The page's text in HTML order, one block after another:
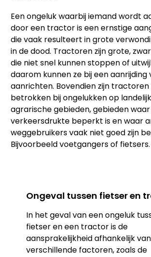
Een ongeluk waarbij iemand wordt
door een tractor is een ernstige
die vaak resulteert in grote
in de dood. Tractoren zijn grote,
die niet snel kunnen stoppen of
daarom kunnen ze bij een aanrijding
aanrichten. Bovendien zijn tractoren
betrokken bij ongelukken op
agrarische gebieden, gebieden
verkeersdrukte beperkt is en waar
weggebruikers vaak niet goed zijn
Bijvoorbeeld voetgangers of fietsers.
Ongeval tussen fietser en
In het geval van een ongeluk
fietser en een tractor is de
aansprakelijkheid afhankelijk van
verschillende factoren, zoals de